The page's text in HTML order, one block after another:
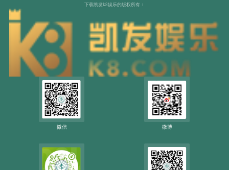
下载凯发k8娱乐的版权所有：
微信 微博